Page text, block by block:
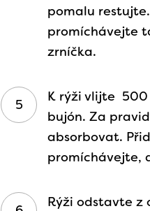
pomalu
promíchávejte
zrníčka.
K rýži vlijte 500
bujón. Za
absorbovat.
promíchávejte,
Rýži odstavte z